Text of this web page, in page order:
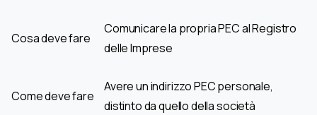
Cosa deve fare
Comunicare la propria PEC al Registro
delle Imprese
Come deve fare
Avere un indirizzo PEC personale,
distinto da quello della società